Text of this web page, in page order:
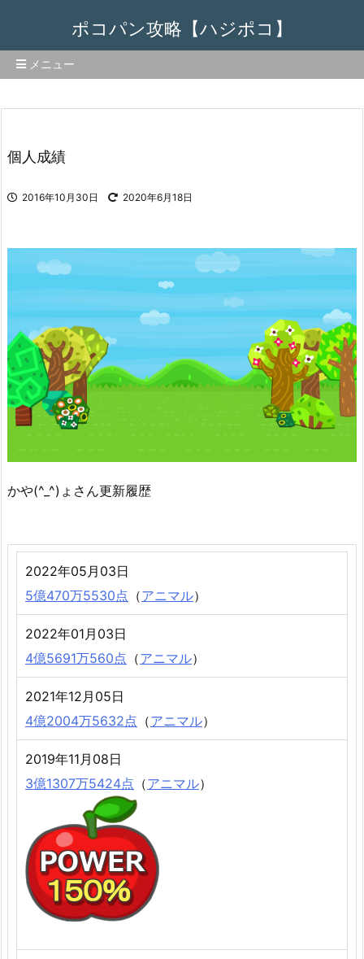
ポコパン攻略【ハジポコ】
メニュー
個人成績
2016年10月30日 2020年6月18日
かや(^_^)ょさん更新履歴
2022年05月03日
5億470万5530点 （アニマル）
2022年01月03日
4億5691万560点 （アニマル）
2021年12月05日
4億2004万5632点 （アニマル）
2019年11月08日
3億1307万5424点 （アニマル）